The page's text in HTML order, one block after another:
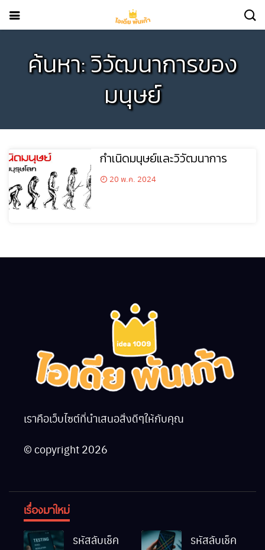
ค้นหา: วิวัฒนาการของ
มนุษย์
กำเนิดมนุษย์และวิวัฒนาการ
20 พ.ค. 2024
เราคือเว็บไซต์ที่นำเสนอสิ่งดีๆให้กับคุณ
© copyright 2026
เรื่องมาใหม่
รหัสลับเช็ค
รหัสลับเช็ค